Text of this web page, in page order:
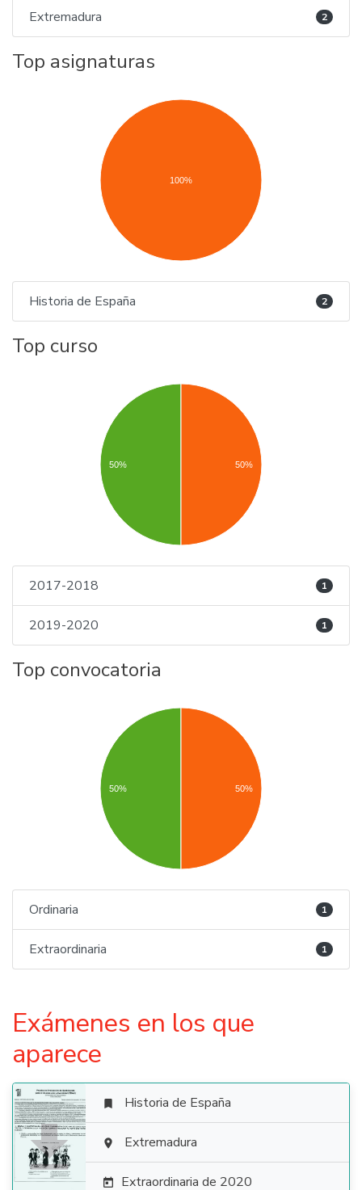
Extremadura 2
Top asignaturas
100%
Historia de España 2
Top curso
50% 50%
2017-2018 1
2019-2020 1
Top convocatoria
50% 50%
Ordinaria 1
Extraordinaria 1
Exámenes en los que
aparece

 Historia de España
 Extremadura
 Extraordinaria de 2020